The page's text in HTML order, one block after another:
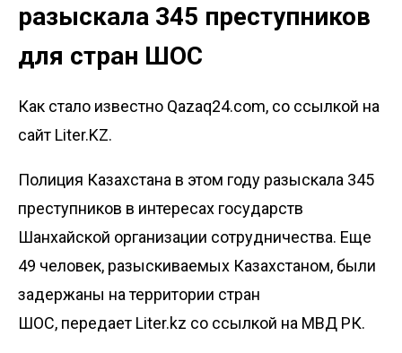
разыскала 345 преступников
для стран ШОС
Как стало известно Qazaq24.com, со ссылкой на
сайт Liter.KZ.
Полиция Казахстана в этом году разыскала 345
преступников в интересах государств
Шанхайской организации сотрудничества. Еще
49 человек, разыскиваемых Казахстаном, были
задержаны на территории стран
ШОС, передает Liter.kz со ссылкой на МВД РК.